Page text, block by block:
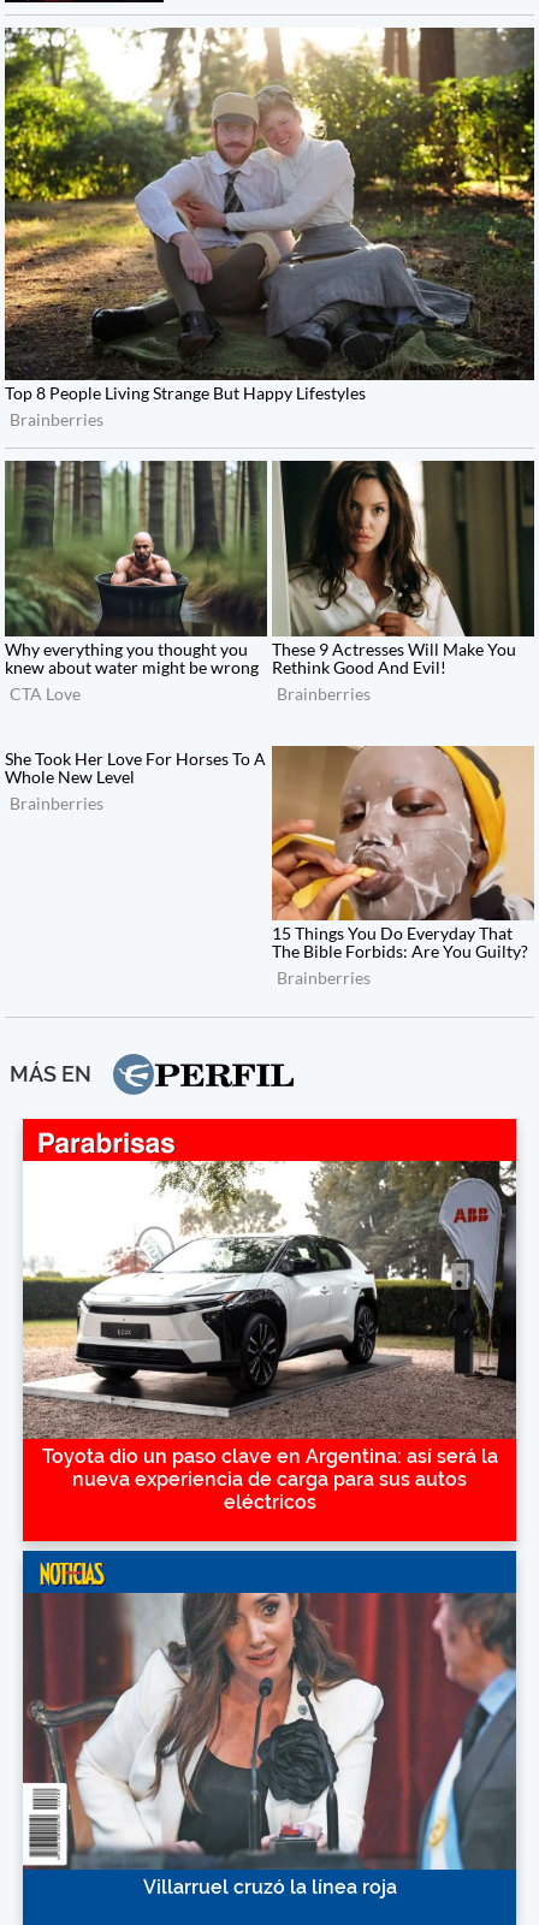
MÁS EN
Toyota dio un paso clave en Argentina: así será la
nueva experiencia de carga para sus autos
eléctricos
Villarruel cruzó la línea roja